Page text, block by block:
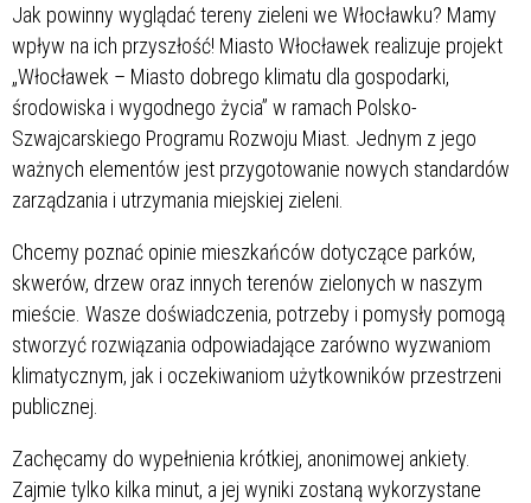
Jak powinny wyglądać tereny zieleni we Włocławku? Mamy
wpływ na ich przyszłość! Miasto Włocławek realizuje projekt
„Włocławek – Miasto dobrego klimatu dla gospodarki,
środowiska i wygodnego życia” w ramach Polsko-
Szwajcarskiego Programu Rozwoju Miast. Jednym z jego
ważnych elementów jest przygotowanie nowych standardów
zarządzania i utrzymania miejskiej zieleni.
Chcemy poznać opinie mieszkańców dotyczące parków,
skwerów, drzew oraz innych terenów zielonych w naszym
mieście. Wasze doświadczenia, potrzeby i pomysły pomogą
stworzyć rozwiązania odpowiadające zarówno wyzwaniom
klimatycznym, jak i oczekiwaniom użytkowników przestrzeni
publicznej.
Zachęcamy do wypełnienia krótkiej, anonimowej ankiety.
Zajmie tylko kilka minut, a jej wyniki zostaną wykorzystane